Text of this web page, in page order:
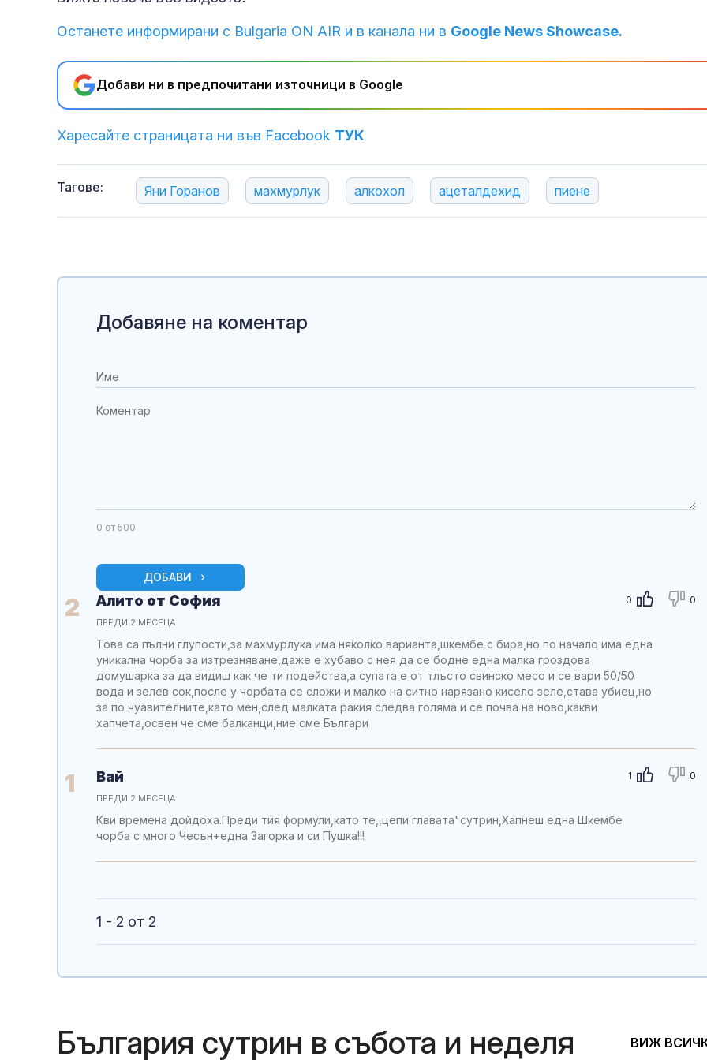
Останете информирани с Bulgaria ON AIR и в канала ни в Google News Showcase.
Добави ни в предпочитани източници в Google
Харесайте страницата ни във Facebook ТУК
Тагове: Яни Горанов махмурлук алкохол ацеталдехид пиене
Добавяне на коментар
0 от 500
ДОБАВИ
2 0 0
Алито от София
ПРЕДИ 2 МЕСЕЦА
Това са пълни глупости,за махмурлука има няколко варианта,шкембе с бира,но по начало има една
уникална чорба за изтрезняване,даже е хубаво с нея да се бодне една малка гроздова
домушарка за да видиш как че ти подейства,а супата е от тлъсто свинско месо и се вари 50/50
вода и зелев сок,после у чорбата се сложи и малко на ситно нарязано кисело зеле,става убиец,но
за по чуавителните,като мен,след малката ракия следва голяма и се почва на ново,какви
хапчета,освен че сме балканци,ние сме Българи
1 1 0
Вай
ПРЕДИ 2 МЕСЕЦА
Кви времена дойдоха.Преди тия формули,като те,,цепи главата"сутрин,Хапнеш една Шкембе
чорба с много Чесън+една Загорка и си Пушка!!!
1 - 2 от 2
България сутрин в събота и неделя ВИЖ